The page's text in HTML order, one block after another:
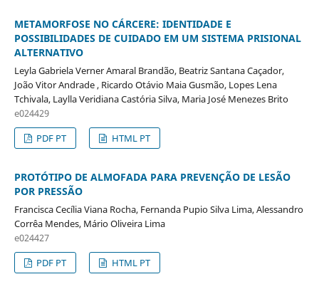
METAMORFOSE NO CÁRCERE: IDENTIDADE E
POSSIBILIDADES DE CUIDADO EM UM SISTEMA PRISIONAL
ALTERNATIVO
Leyla Gabriela Verner Amaral Brandão, Beatriz Santana Caçador,
João Vitor Andrade , Ricardo Otávio Maia Gusmão, Lopes Lena
Tchivala, Laylla Veridiana Castória Silva, Maria José Menezes Brito
e024429
PDF PT
HTML PT
PROTÓTIPO DE ALMOFADA PARA PREVENÇÃO DE LESÃO
POR PRESSÃO
Francisca Cecília Viana Rocha, Fernanda Pupio Silva Lima, Alessandro
Corrêa Mendes, Mário Oliveira Lima
e024427
PDF PT
HTML PT